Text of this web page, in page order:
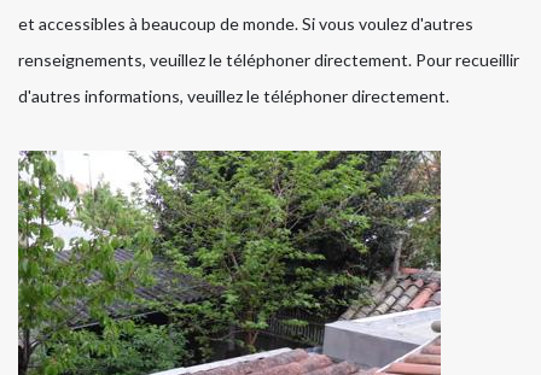
et accessibles à beaucoup de monde. Si vous voulez d'autres
renseignements, veuillez le téléphoner directement. Pour recueillir
d'autres informations, veuillez le téléphoner directement.